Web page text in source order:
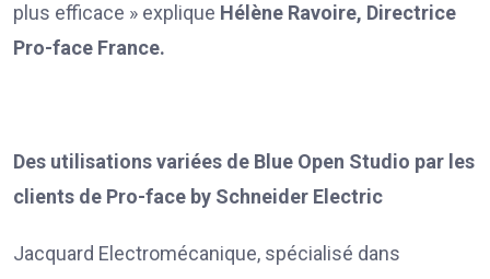
plus efficace » explique Hélène Ravoire, Directrice
Pro-face France.
Des utilisations variées de Blue Open Studio par les
clients de Pro-face by Schneider Electric
Jacquard Electromécanique, spécialisé dans